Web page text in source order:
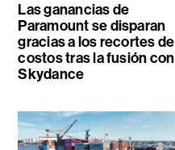
Las ganancias de
Paramount se disparan
gracias a los recortes de
costos tras la fusión con
Skydance